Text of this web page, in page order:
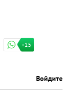
+15
Войдите